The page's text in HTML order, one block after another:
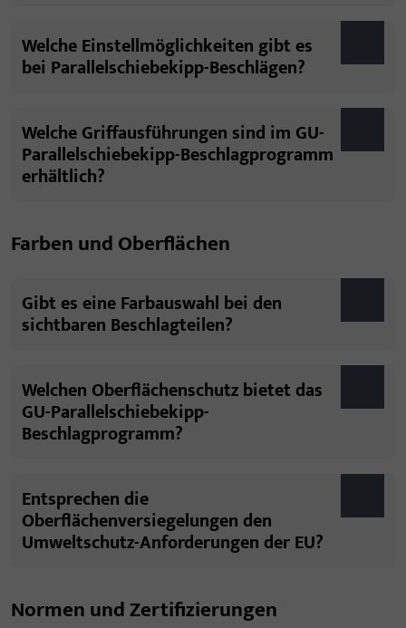
Welche Einstellmöglichkeiten gibt es
bei Parallelschiebekipp-Beschlägen?
Welche Griffausführungen sind im GU-
Parallelschiebekipp-Beschlagprogramm
erhältlich?
Farben und Oberflächen
Gibt es eine Farbauswahl bei den
sichtbaren Beschlagteilen?
Welchen Oberflächenschutz bietet das
GU-Parallelschiebekipp-
Beschlagprogramm?
Entsprechen die
Oberflächenversiegelungen den
Umweltschutz-Anforderungen der EU?
Normen und Zertifizierungen